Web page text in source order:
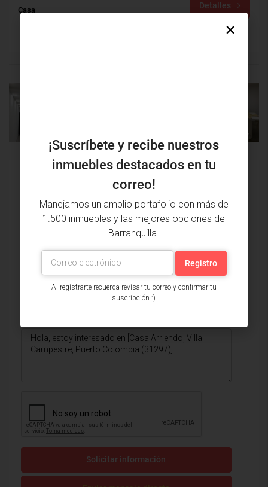
Casa
Detalles
Issa Saieh Inmobiliaria
Ver listados
Solicitar información
¡Suscríbete y recibe nuestros
inmuebles destacados en tu
correo!
Manejamos un amplio portafolio con más de
1.500 inmuebles y las mejores opciones de
Barranquilla.
Al registrarte recuerda revisar tu correo y confirmar tu
suscripción :)